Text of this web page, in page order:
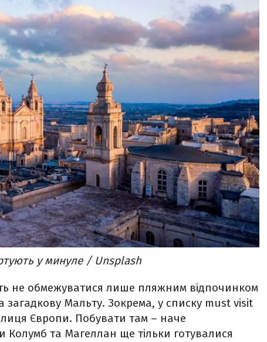
у минуле / Unsplash
не обмежуватися лише пляжним відпочинком
Мальту. Зокрема, у списку must visit
Європи. Побувати там – наче
Колумб та Магеллан ще тільки готувалися